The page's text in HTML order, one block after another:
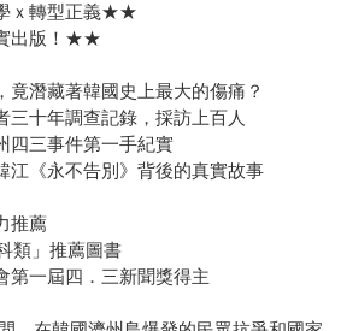
ｘ轉型正義★★
出版！★★
竟潛藏著韓國史上最大的傷痛？
三十年調查記錄，採訪上百人
四三事件第一手紀實
江《永不告別》背後的真實故事
推薦
類」推薦圖書
一屆四．三新聞獎得主